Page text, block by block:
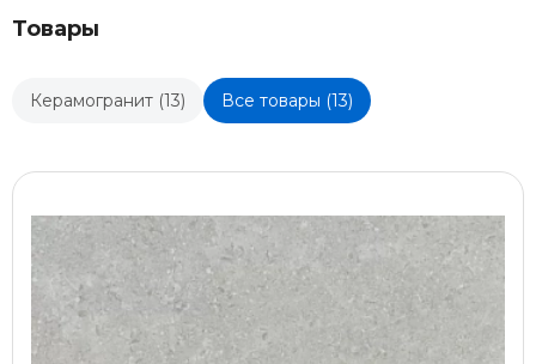
Товары
Керамогранит (13) Все товары (13)